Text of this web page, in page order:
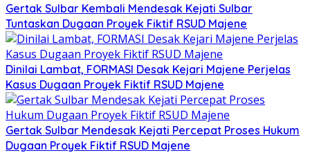
Gertak Sulbar Kembali Mendesak Kejati Sulbar
Tuntaskan Dugaan Proyek Fiktif RSUD Majene
Dinilai Lambat, FORMASI Desak Kejari Majene Perjelas
Kasus Dugaan Proyek Fiktif RSUD Majene
Gertak Sulbar Mendesak Kejati Percepat Proses Hukum
Dugaan Proyek Fiktif RSUD Majene